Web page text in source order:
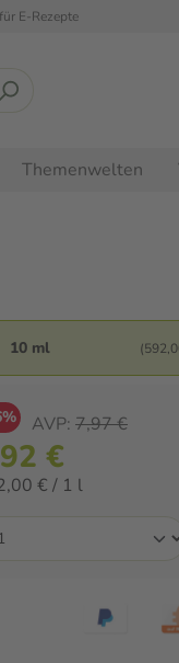
E-Rezepte
Themenwelten
10 ml
AVP: 7,97 €
€
€ / 1 l